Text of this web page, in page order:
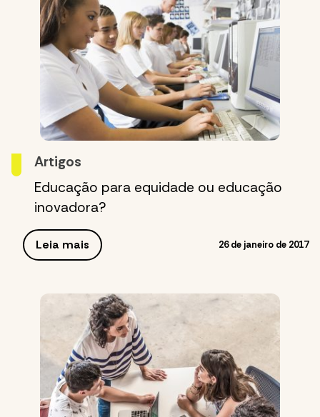
Artigos
Educação para equidade ou educação
inovadora?
Leia mais 26 de janeiro de 2017